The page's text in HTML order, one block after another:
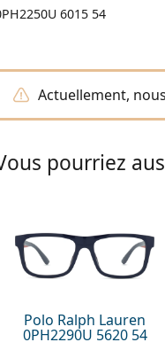
6015 54
Actuellement,
pourriez
Polo Ralph Lauren
0PH2290U 5620 54